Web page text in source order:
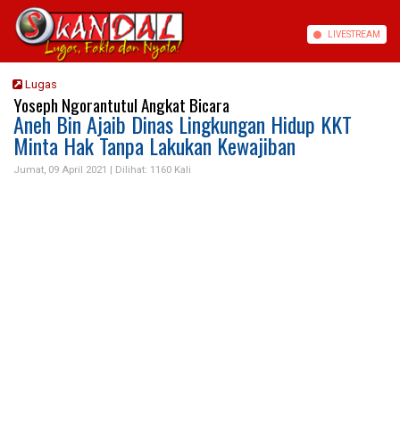
LIVESTREAM
Lugas
Yoseph Ngorantutul Angkat Bicara
Aneh Bin Ajaib Dinas Lingkungan Hidup KKT
Minta Hak Tanpa Lakukan Kewajiban
Jumat, 09 April 2021 | Dilihat: 1160 Kali